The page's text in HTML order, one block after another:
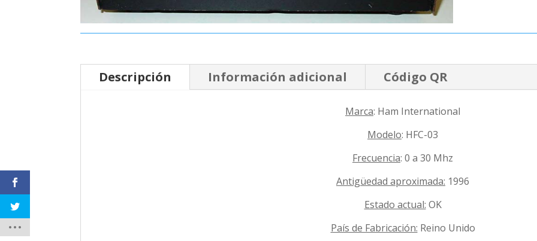
Descripción Información adicional Código QR
Marca: Ham International
Modelo: HFC-03
Frecuencia: 0 a 30 Mhz
Antigüedad aproximada: 1996
Estado actual: OK
País de Fabricación: Reino Unido